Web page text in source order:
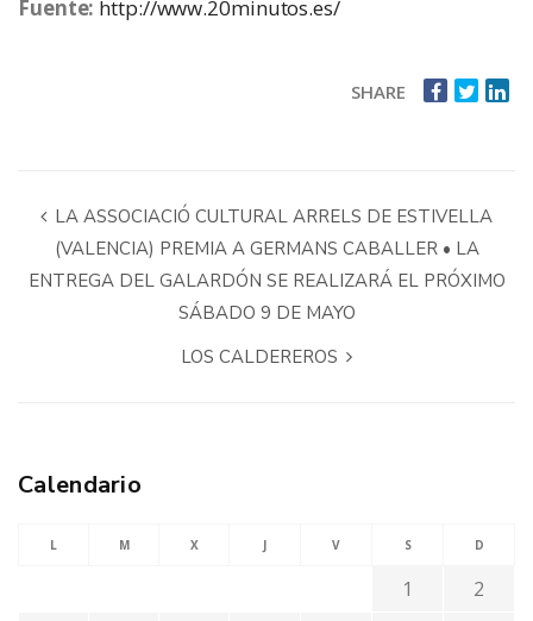
Fuente: http://www.20minutos.es/
SHARE
LA ASSOCIACIÓ CULTURAL ARRELS DE ESTIVELLA
(VALENCIA) PREMIA A GERMANS CABALLER • LA
ENTREGA DEL GALARDÓN SE REALIZARÁ EL PRÓXIMO
SÁBADO 9 DE MAYO
LOS CALDEREROS
Calendario
L M X J V S D
1
2